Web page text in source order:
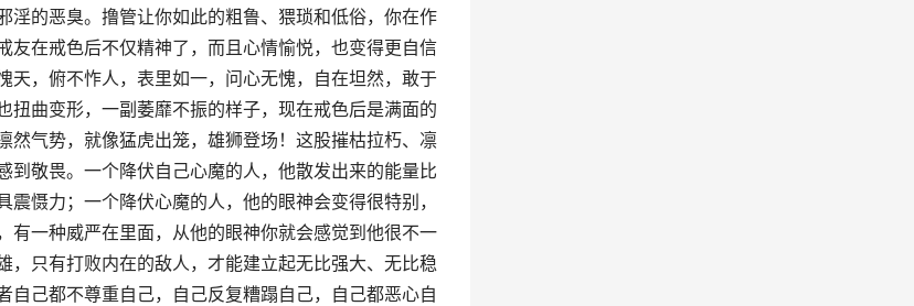
的恶臭。撸管让你如此的粗鲁、猥琐和低俗，你在作
在戒色后不仅精神了，而且心情愉悦，也变得更自信
，俯不怍人，表里如一，问心无愧，自在坦然，敢于
曲变形，一副萎靡不振的样子，现在戒色后是满面的
气势，就像猛虎出笼，雄狮登场！这股摧枯拉朽、凛
敬畏。一个降伏自己心魔的人，他散发出来的能量比
慑力；一个降伏心魔的人，他的眼神会变得很特别，
一种威严在里面，从他的眼神你就会感觉到他很不一
只有打败内在的敌人，才能建立起无比强大、无比稳
己都不尊重自己，自己反复糟蹋自己，自己都恶心自